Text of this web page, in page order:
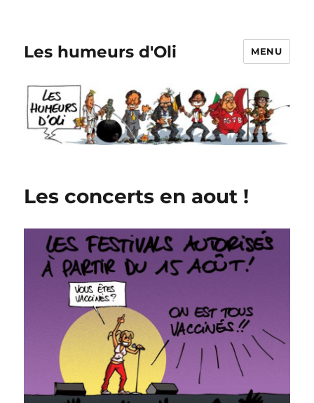
Les humeurs d'Oli MENU
Les concerts en aout !